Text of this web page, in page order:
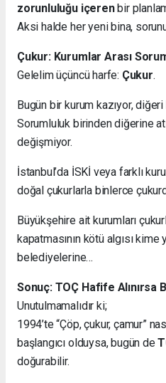
zorunluluğu içerenbir
Aksi halde her yeni bina,
Çukur: Kurumlar Arası
Gelelim üçüncü harfe: Çukur.
Bugün bir kurum kazıyor, diğeri
Sorumluluk birinden diğerine
değişmiyor.
İstanbul’da İSKİ veya farklı
doğal çukurlarla binlerce
Büyükşehire ait kurumları
kapatmasının kötü algısı
belediyelerine…
Sonuç: TOÇ Hafife Alınırsa
Unutulmamalıdır ki;
1994’te “Çöp, çukur, çamur”
başlangıcı olduysa, bugün de
doğurabilir.